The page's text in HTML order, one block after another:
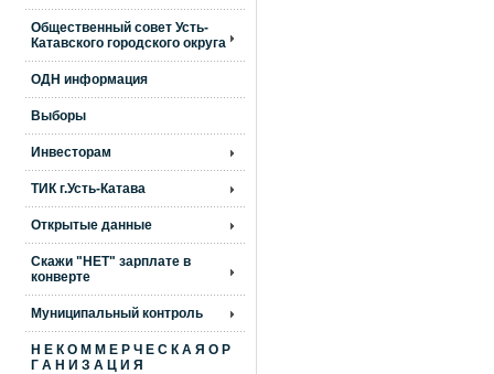
Общественный совет Усть-
Катавского городского округа
ОДН информация
Выборы
Инвесторам
ТИК г.Усть-Катава
Открытые данные
Скажи "НЕТ" зарплате в
конверте
Муниципальный контроль
Н Е К О М М Е Р Ч Е С К А Я О Р
Г А Н И З А Ц И Я